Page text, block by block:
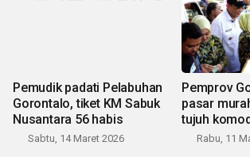
Pemudik padati Pelabuhan
Gorontalo, tiket KM Sabuk
Nusantara 56 habis
Sabtu, 14 Maret 2026
Pemprov
pasar
tujuh
Rabu, 11